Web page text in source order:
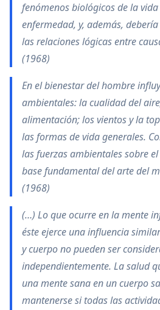
fenómenos biológicos de la
enfermedad, y, además,
las relaciones lógicas entre
(1968)
En el bienestar del hombre
ambientales: la cualidad del
alimentación; los vientos y la
las formas de vida generales.
las fuerzas ambientales sobre
base fundamental del arte del
(1968)
(…) Lo que ocurre en la mente
éste ejerce una influencia
y cuerpo no pueden ser
independientemente. La salud
una mente sana en un cuerpo
mantenerse si todas las